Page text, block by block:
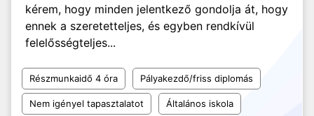
kérem, hogy minden jelentkező gondolja át, hogy
ennek a szeretetteljes, és egyben rendkívül
felelősségteljes...
Részmunkaidő 4 óra Pályakezdő/friss diplomás
Nem igényel tapasztalatot Általános iskola